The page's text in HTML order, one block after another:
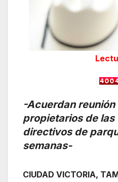
-Acuerdan reunión
propietarios de las
directivos de
semanas-
CIUDAD VICTORIA,